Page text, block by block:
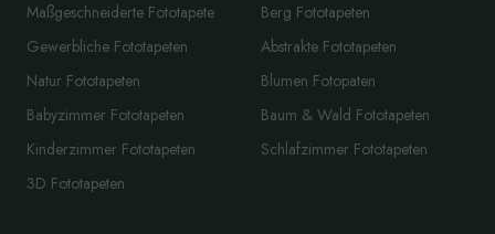
Maßgeschneiderte Fototapete
Gewerbliche Fototapeten
Natur Fototapeten
Babyzimmer Fototapeten
Kinderzimmer Fototapeten
3D Fototapeten
Berg Fototapeten
Abstrakte Fototapeten
Blumen Fotopaten
Baum & Wald Fototapeten
Schlafzimmer Fototapeten